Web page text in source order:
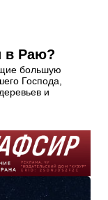
в Раю?
большую
Господа,
и